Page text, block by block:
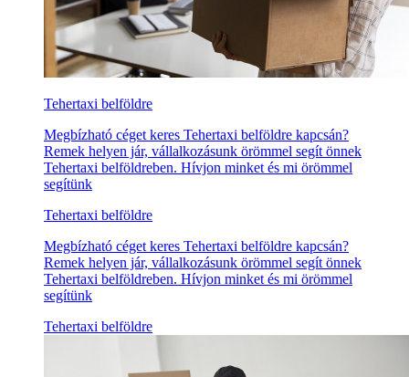
Tehertaxi belföldre
Megbízható céget keres Tehertaxi belföldre kapcsán?
Remek helyen jár, vállalkozásunk örömmel segít önnek
Tehertaxi belföldreben. Hívjon minket és mi örömmel
segítünk
Tehertaxi belföldre
Megbízható céget keres Tehertaxi belföldre kapcsán?
Remek helyen jár, vállalkozásunk örömmel segít önnek
Tehertaxi belföldreben. Hívjon minket és mi örömmel
segítünk
Tehertaxi belföldre